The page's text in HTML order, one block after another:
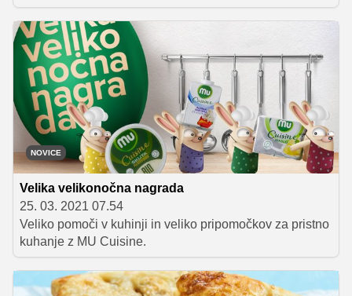
svežem zraku, brez ekrana, signala in aplikacij.
NOVICE
Velika velikonočna nagrada
25. 03. 2021 07.54
Veliko pomoči v kuhinji in veliko pripomočkov za pristno
kuhanje z MU Cuisine.